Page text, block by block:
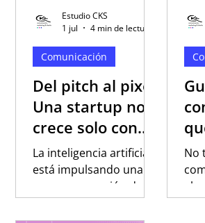
importantes para
la nueva generación de
Del pitch al pixel:
Una startup no
crece solo con
código
La inteligencia artificial
está impulsando una
nueva generación de
startups nacidas a
partir de soluciones
Comunicación
Estudio CKS
1 jul
4 min de lectura
No
el